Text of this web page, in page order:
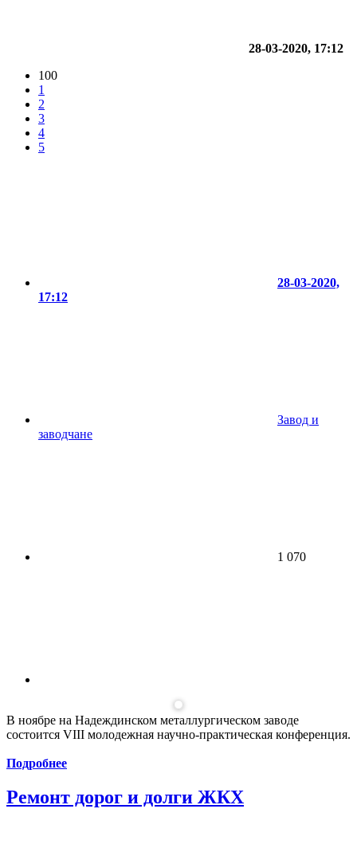
28-03-2020, 17:12
100
1
2
3
4
5
28-03-2020,
17:12
Завод и
заводчане
1 070
В ноябре на Надеждинском металлургическом заводе
состоится VIII молодежная научно-практическая конференция.
Подробнее
Ремонт дорог и долги ЖКХ